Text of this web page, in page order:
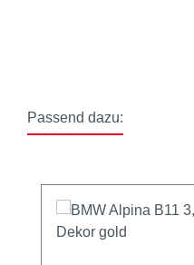
Passend dazu: